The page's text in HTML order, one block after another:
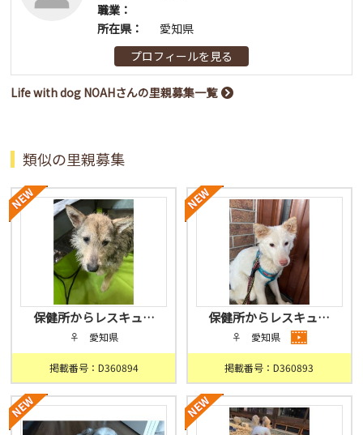
職業：
所在県：
愛知県
プロフィールを見る
Life with dog NOAHさんの里親募集一覧
類似の里親募集
保健所からレスキュ…
♀ 愛知県
掲載番号：D360894
保健所からレスキュ…
♀ 愛知県
掲載番号：D360893